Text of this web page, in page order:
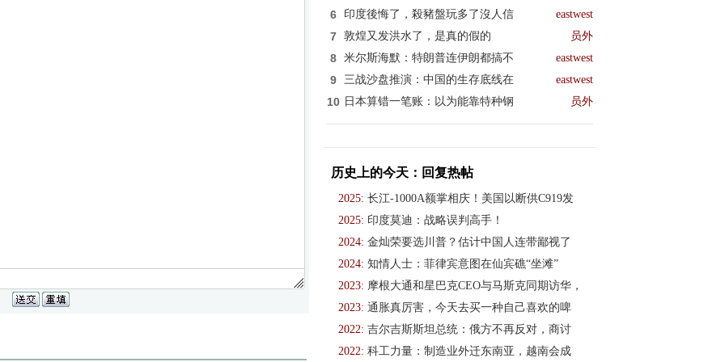
6 印度後悔了，殺豬盤玩多了沒人信 eastwest
7 敦煌又发洪水了，是真的假的 员外
8 米尔斯海默：特朗普连伊朗都搞不 eastwest
9 三战沙盘推演：中国的生存底线在 eastwest
10 日本算错一笔账：以为能靠特种钢 员外
历史上的今天：回复热帖
2025: 长江-1000A额掌相庆！美国以断供C919发
2025: 印度莫迪：战略误判高手！
2024: 金灿荣要选川普？估计中国人连带鄙视了
2024: 知情人士：菲律宾意图在仙宾礁“坐滩”
2023: 摩根大通和星巴克CEO与马斯克同期访华，
2023: 通胀真厉害，今天去买一种自己喜欢的啤
2022: 吉尔吉斯斯坦总统：俄方不再反对，商讨
2022: 科工力量：制造业外迁东南亚，越南会成